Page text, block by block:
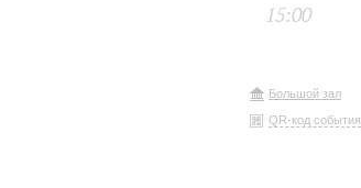
15:00
Большой зал
QR-код события